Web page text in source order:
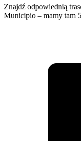
Znajdź odpowiednią
Municipio – mamy tam